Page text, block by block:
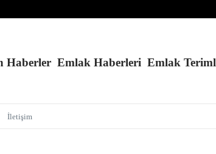
Haberler Emlak Haberleri Emlak
İletişim